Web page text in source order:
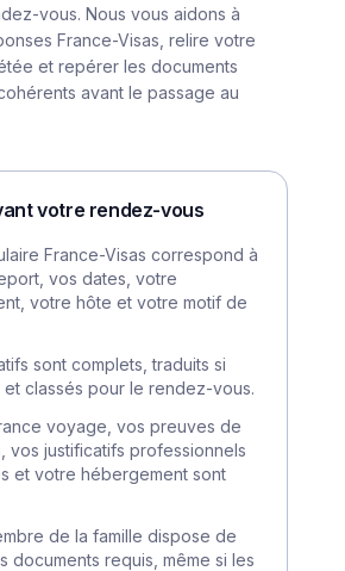
vous. Nous vous aidons à
France-Visas, relire votre
et repérer les documents
avant le passage au
votre rendez-vous
France-Visas correspond à
vos dates, votre
votre hôte et votre motif de
sont complets, traduits si
classés pour le rendez-vous.
voyage, vos preuves de
vos justificatifs professionnels
et votre hébergement sont
de la famille dispose de
documents requis, même si les